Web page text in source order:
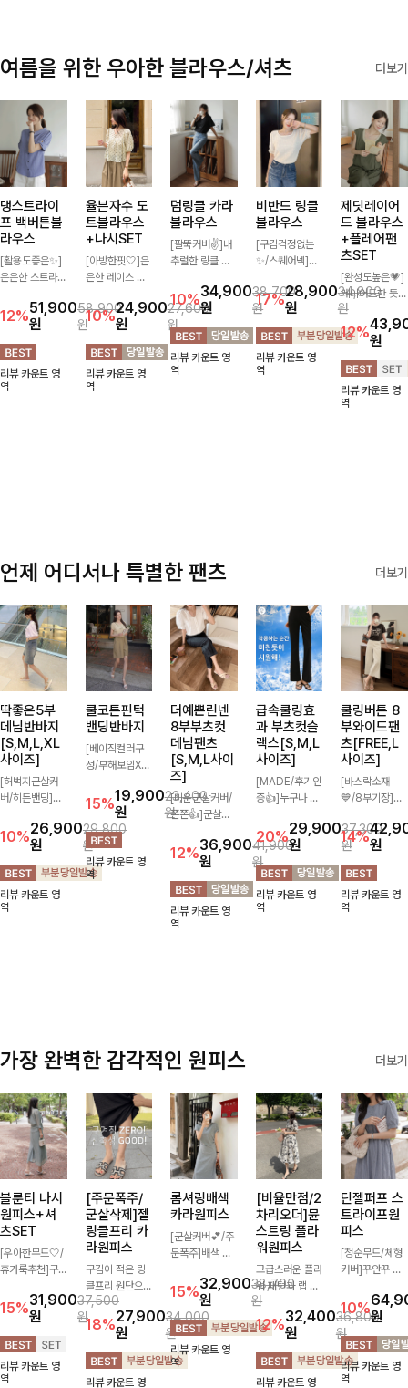
여름을 위한 우아한 블라우스/셔츠 더보기
댕스트라이
프 백버튼블
라우스
[활용도좋은✨]
은은한 스트라이
져 심플한 코디
에도 세련된 포
인트를 더해드리
며 깔끔한 스트
라이프 디테일로
유행 없이 오래
12%51,900
원
58,900
원
리뷰 카운트 영
역
율븐자수 도
트블라우스
+나시SET
[아방한핏🤍]은
은한 레이스 자
으로 사랑스러운
감성 가득 담았
으며 나시 세트
구성으로 이너
걱정없이 손쉽게
코디 가능한 블
10%24,900
원
27,600
원
리뷰 카운트 영
역
덤링클 카라
블라우스
[팔뚝커버✌]내
추럴한 링클 텍
있게 입어지는
블라우스🖤 브
이넥 카라 디자
인에 여유로운
소매핏 더해져
여리하면서도 시
10%34,900
원
38,700
원
리뷰 카운트 영
역
비반드 링클
블라우스
[구김걱정없는
✨/스퀘어넥]입
엠보 텍스처가
돋보이는 블라우
스- 여유로운 실
루엣과 물결 짜
임 소매 디테일
이 더해져 편안
17%28,900
원
34,800
원
리뷰 카운트 영
역
제딧레이어
드 블라우스
+플레어팬
츠SET
[완성도높은💗]
레이어드한 듯
자연스러운 나시
와 버튼 원피스
가 함께 구성된
세트 아이템입니
다. 코디 고민 없
이 한 벌만으로
도 내추럴하면서
12%원
리뷰 카운트 영
역
언제 어디서나 특별한 팬츠 더보기
딱좋은5부
데님반바지
[S,M,L,XL
사이즈]
[허벅지군살커
버/히든밴딩]여
와이드핏과 부담
없는 5부 기장
으로 편안하게
즐기기 좋은 데
님 팬츠 ✨ 빈티
지한 워싱감이
10%26,900
원
29,800
원
리뷰 카운트 영
역
쿨코튼핀턱
밴딩반바지
[베이직컬러구
성/부해보임X]
지는 핏으로 편
안하면서도 멋스
럽게 입어지는
밴딩 반바지🤎
넉넉한 포켓 디
테일 더해져 데
15%19,900
원
23,400
원
리뷰 카운트 영
역
더예쁜린넨
8부부츠컷
데님팬츠
[S,M,L사이
즈]
[미운군살커버/
쫀쫀👍]군살을
부츠컷 핏에 발
목이 드러나는
8부 기장으로
다리를 슬림하고
길어보이게 만들
어주며 생지 소
12%36,900
원
41,900
원
리뷰 카운트 영
역
급속쿨링효
과 부츠컷슬
랙스[S,M,L
사이즈]
[MADE/후기인
증👍]누구나 갖
스:)베이직하지
만 부츠컷으로
이쁜 핏 연출은
물론,쫀쫀한 스
판끼로 하루종일
편안하게!
20%29,900
원
37,300
원
리뷰 카운트 영
역
쿨링버튼 8
부와이드팬
츠[FREE,L
사이즈]
[바스락소재
💙/8부기장]사
일이 은은한 포
인트가 되어주는
와이드 팬츠입니
다. 여유롭게 떨
어지는 실루엣과
가볍게 바스락거
14%원
리뷰 카운트 영
역
가장 완벽한 감각적인 원피스 더보기
블룬티 나시
원피스+셔
츠SET
[우아한무드🤍/
휴가룩추천]구
소재의 나시원피
스+셔츠 조합으
로 코디 걱정없
이 여성스럽고
편안하게 즐길
수 있는 아이템
15%31,900
원
37,500
원
리뷰 카운트 영
역
[주문폭주/
군살삭제]젤
링클프리 카
라원피스
구김이 적은 링
클프리 원단으로
항상 깔끔하게
착용 가능하며
일자로 떨어지는
넉넉한 핏으로
군살을 완벽히
커버해주는 원피
18%27,900
원
34,000
원
리뷰 카운트 영
롬셔링배색
카라원피스
[군살커버💕/주
문폭주]배색 카
패턴으로 캐주얼
한 무드를 더한
롱 원피스 🖤 셔
링 디테일과 쫀
쫀한 스판 소재
로 편안하면서도
15%32,900
원
38,700
원
리뷰 카운트 영
역
[비율만점/2
차리오더]뮨
스트링 플라
워원피스
고급스러운 플라
워 패턴과 랩 디
자인으로 여성스
러우면서 세련된
분위기를 더해주
며 스트링이 내
장되어있어 슬림
하게 핏을 조절
12%32,400
원
36,800
원
리뷰 카운트 영
딘젤퍼프 스
트라이프원
피스
[청순무드/체형
커버]꾸안꾸 무
볍고 산뜻한 착
용감으로 여름
내내 손이 자주
가는 원피스예
요- 은은한 스트
라이프 패턴과
10%원
리뷰 카운트 영
역